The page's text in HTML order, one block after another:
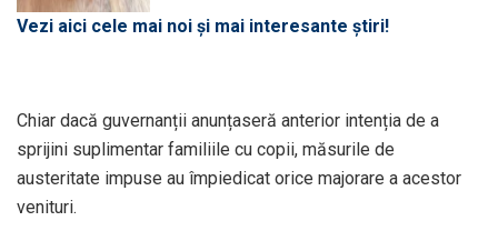
Vezi aici cele mai noi și mai interesante știri!
Chiar dacă guvernanții anunțaseră anterior intenția de a
sprijini suplimentar familiile cu copii, măsurile de
austeritate impuse au împiedicat orice majorare a acestor
venituri.